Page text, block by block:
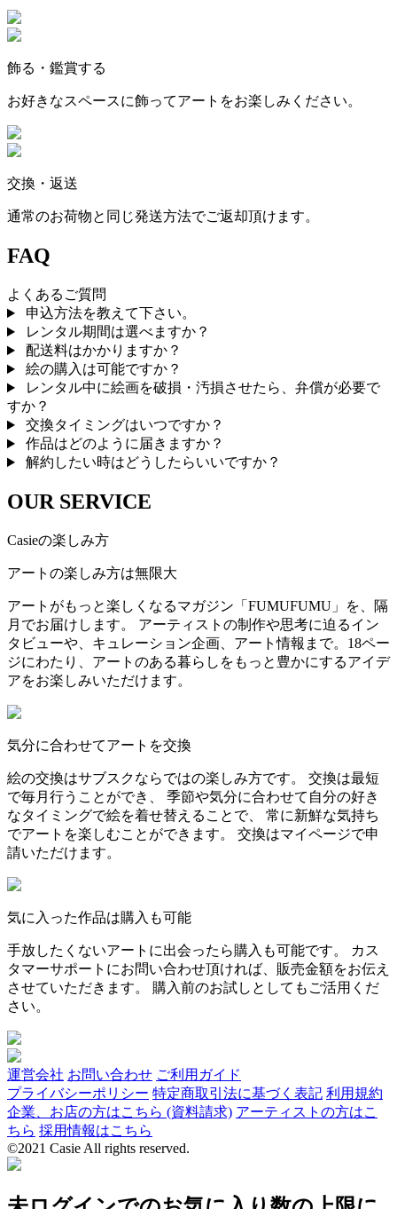
飾る・鑑賞する
お好きなスペースに飾ってアートをお楽しみください。
交換・返送
通常のお荷物と同じ発送方法でご返却頂けます。
FAQ
よくあるご質問
申込方法を教えて下さい。
レンタル期間は選べますか？
配送料はかかりますか？
絵の購入は可能ですか？
レンタル中に絵画を破損・汚損させたら、弁償が必要で
すか？
交換タイミングはいつですか？
作品はどのように届きますか？
解約したい時はどうしたらいいですか？
OUR SERVICE
Casieの楽しみ方
アートの楽しみ方は無限大
アートがもっと楽しくなるマガジン「FUMUFUMU」を、隔
月でお届けします。 アーティストの制作や思考に迫るイン
タビューや、キュレーション企画、アート情報まで。18ペー
ジにわたり、アートのある暮らしをもっと豊かにするアイデ
アをお楽しみいただけます。
気分に合わせてアートを交換
絵の交換はサブスクならではの楽しみ方です。 交換は最短
で毎月行うことができ、 季節や気分に合わせて自分の好き
なタイミングで絵を着せ替えることで、 常に新鮮な気持ち
でアートを楽しむことができます。 交換はマイページで申
請いただけます。
気に入った作品は購入も可能
手放したくないアートに出会ったら購入も可能です。 カス
タマーサポートにお問い合わせ頂ければ、販売金額をお伝え
させていただきます。 購入前のお試しとしてもご活用くだ
さい。
運営会社 お問い合わせ ご利用ガイド
プライバシーポリシー 特定商取引法に基づく表記 利用規約
企業、お店の方はこちら (資料請求) アーティストの方はこ
ちら 採用情報はこちら
©2021 Casie All rights reserved.